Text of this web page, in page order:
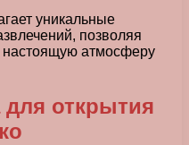
уникальные
позволяя
настоящую атмосферу
открытия